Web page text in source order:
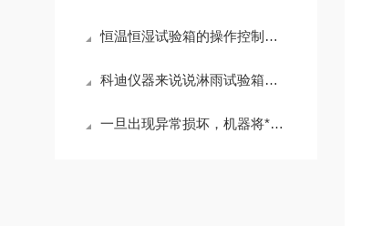
恒温恒湿试验箱的操作控制分析
科迪仪器来说说淋雨试验箱配电箱清洁、外箱清洁及注意事项
一旦出现异常损坏，机器将*摆工，不论是压缩机厂商还是设备厂商都很重视